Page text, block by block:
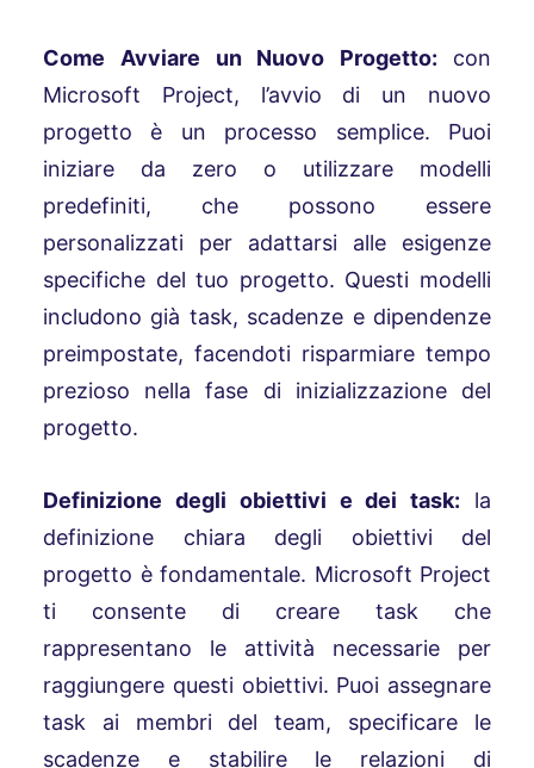
Come Avviare un Nuovo Progetto: con
Microsoft Project, l’avvio di un nuovo
progetto è un processo semplice. Puoi
iniziare da zero o utilizzare modelli
predefiniti, che possono essere
personalizzati per adattarsi alle esigenze
specifiche del tuo progetto. Questi modelli
includono già task, scadenze e dipendenze
preimpostate, facendoti risparmiare tempo
prezioso nella fase di inizializzazione del
progetto.
Definizione degli obiettivi e dei task: la
definizione chiara degli obiettivi del
progetto è fondamentale. Microsoft Project
ti consente di creare task che
rappresentano le attività necessarie per
raggiungere questi obiettivi. Puoi assegnare
task ai membri del team, specificare le
scadenze e stabilire le relazioni di